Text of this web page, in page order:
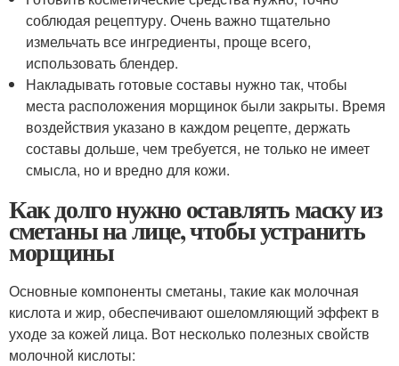
соблюдая рецептуру. Очень важно тщательно
измельчать все ингредиенты, проще всего,
использовать блендер.
Накладывать готовые составы нужно так, чтобы
места расположения морщинок были закрыты. Время
воздействия указано в каждом рецепте, держать
составы дольше, чем требуется, не только не имеет
смысла, но и вредно для кожи.
Как долго нужно оставлять маску из
сметаны на лице, чтобы устранить
морщины
Основные компоненты сметаны, такие как молочная
кислота и жир, обеспечивают ошеломляющий эффект в
уходе за кожей лица. Вот несколько полезных свойств
молочной кислоты: